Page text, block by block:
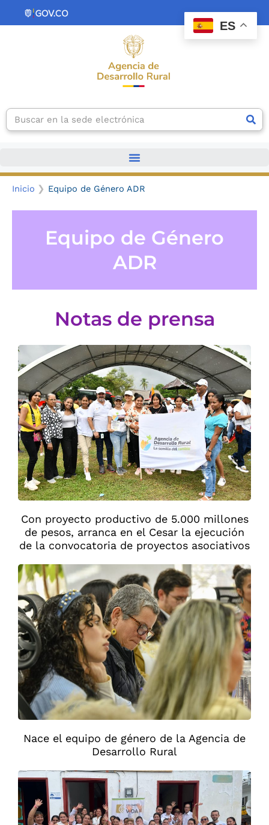
contenido
Search
Inicio Equipo de Género ADR
Equipo de Género
ADR
Notas de prensa
Con proyecto productivo de 5.000 millones
de pesos, arranca en el Cesar la ejecución
de la convocatoria de proyectos asociativos
Nace el equipo de género de la Agencia de
Desarrollo Rural
ES